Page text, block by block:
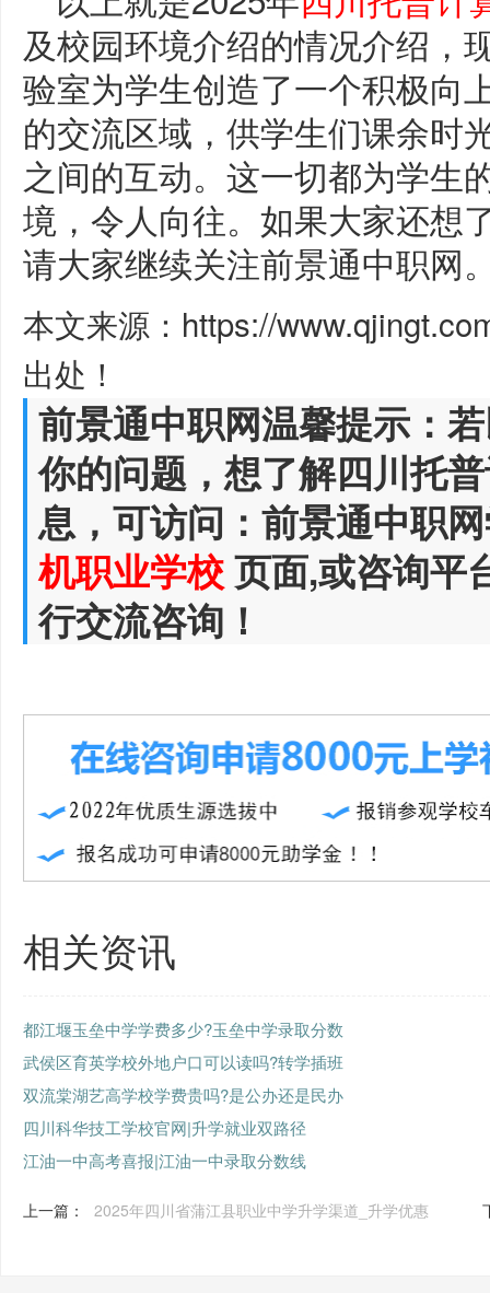
及校园环境介绍的情况介绍，
验室为学生创造了一个积极向
的交流区域，供学生们课余时
之间的互动。这一切都为学生
境，令人向往。如果大家还想
请大家继续关注前景通中职网
本文来源：https://
出处！
前景通中职网温馨提示：
你的问题，想了解四川托
息，可访问：前景通中职
机职业学校页面,或咨询平
行交流咨询！
相关资讯
都江堰玉垒中学学费多少?玉垒中学录取分数
武侯区育英学校外地户口可以读吗?转学插班
双流棠湖艺高学校学费贵吗?是公办还是民办
四川科华技工学校官网|升学就业双路径
江油一中高考喜报|江油一中录取分数线
上一篇： 2025年四川省蒲江县职业中学升学渠道_升学优惠